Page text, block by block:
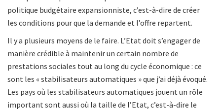
politique budgétaire expansionniste, c’est-à-dire de créer
les conditions pour que la demande et l’offre repartent.
Il y a plusieurs moyens de le faire. L’Etat doit s’engager de
manière crédible à maintenir un certain nombre de
prestations sociales tout au long du cycle économique : ce
sont les « stabilisateurs automatiques » que j’ai déjà évoqué.
Les pays où les stabilisateurs automatiques jouent un rôle
important sont aussi où la taille de l’Etat, c’est-à-dire le